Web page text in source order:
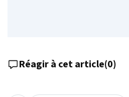
Réagir à cet article(0)